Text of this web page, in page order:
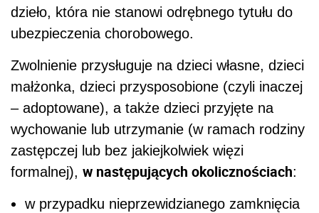
dzieło, która nie stanowi odrębnego tytułu do
ubezpieczenia chorobowego.
Zwolnienie przysługuje na dzieci własne, dzieci
małżonka, dzieci przysposobione (czyli inaczej
– adoptowane), a także dzieci przyjęte na
wychowanie lub utrzymanie (w ramach rodziny
zastępczej lub bez jakiejkolwiek więzi
formalnej), w następujących okolicznościach:
w przypadku nieprzewidzianego zamknięcia